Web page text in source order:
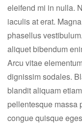
eleifend mi in nulla.
iaculis at erat.
phasellus
aliquet bibendum
Arcu vitae
dignissim sodales.
blandit aliquam
pellentesque massa
congue quisque